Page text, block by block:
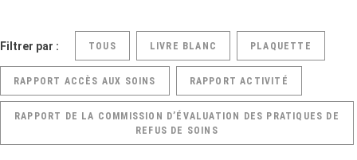
Filtrer par : TOUS LIVRE BLANC PLAQUETTE
RAPPORT ACCÈS AUX SOINS RAPPORT ACTIVITÉ
RAPPORT DE LA COMMISSION D’ÉVALUATION DES PRATIQUES DE
REFUS DE SOINS